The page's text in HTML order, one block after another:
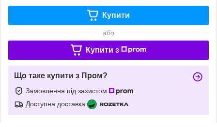
Купити
або
Купити з
Що таке купити з Пром?
Замовлення під захистом
Доступна доставка